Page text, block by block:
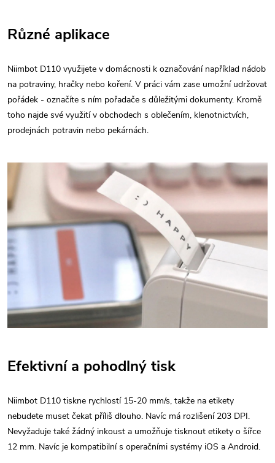
Různé aplikace
Niimbot D110 využijete v domácnosti k označování například nádob
na potraviny, hračky nebo koření. V práci vám zase umožní udržovat
pořádek - označíte s ním pořadače s důležitými dokumenty. Kromě
toho najde své využití v obchodech s oblečením, klenotnictvích,
prodejnách potravin nebo pekárnách.
Efektivní a pohodlný tisk
Niimbot D110 tiskne rychlostí 15-20 mm/s, takže na etikety
nebudete muset čekat příliš dlouho. Navíc má rozlišení 203 DPI.
Nevyžaduje také žádný inkoust a umožňuje tisknout etikety o šířce
12 mm. Navíc je kompatibilní s operačními systémy iOS a Android.